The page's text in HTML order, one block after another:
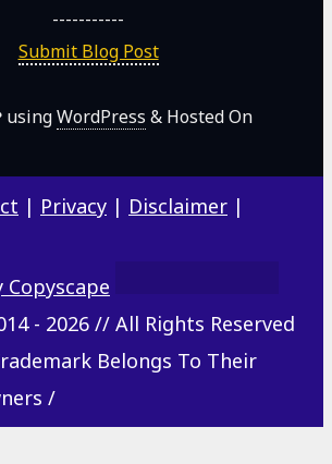
-----------
Submit Blog Post
usingWordPress & Hosted On
| Privacy | Disclaimer |
- 2026 // All Rights Reserved
Belongs To Their
/